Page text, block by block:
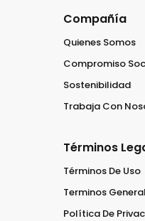
Compañía
Quienes Somos
Compromiso
Sostenibilidad
Trabaja Con
Términos
Términos De Uso
Terminos
Política De